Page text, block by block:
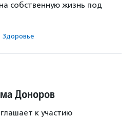
собственную жизнь под
Здоровье
Доноров
к участию